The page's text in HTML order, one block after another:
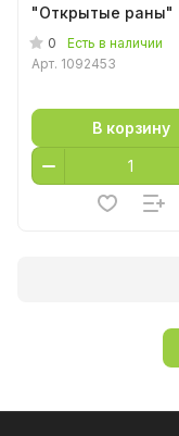
"Открытые раны"
0
Есть в наличии
Арт. 1092453
В корзину